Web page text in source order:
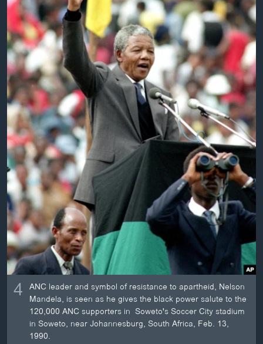
4 ANC leader and symbol of resistance to apartheid, Nelson
Mandela, is seen as he gives the black power salute to the
120,000 ANC supporters in Soweto's Soccer City stadium
in Soweto, near Johannesburg, South Africa, Feb. 13,
1990.